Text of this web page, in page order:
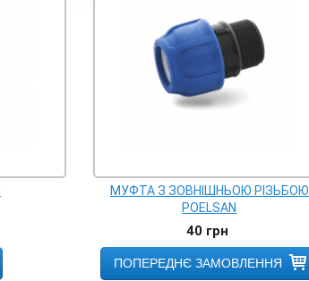
МУФТА З ЗОВНІШНЬОЮ РІЗЬБОЮ
POELSAN
40 грн
ПОПЕРЕДНЄ ЗАМОВЛЕННЯ